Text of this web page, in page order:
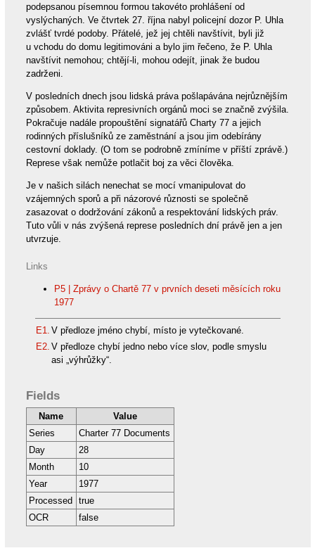
podepsanou písemnou formou takovéto prohlášení od
vyslýchaných. Ve čtvrtek 27. října nabyl policejní dozor P. Uhla
zvlášť tvrdé podoby. Přátelé, jež jej chtěli navštívit, byli již
u vchodu do domu legitimováni a bylo jim řečeno, že P. Uhla
navštívit nemohou; chtějí-li, mohou odejít, jinak že budou
zadrženi.
V posledních dnech jsou lidská práva pošlapávána nejrůznějším
způsobem. Aktivita represivních orgánů moci se značně zvýšila.
Pokračuje nadále propouštění signatářů Charty 77 a jejich
rodinných příslušníků ze zaměstnání a jsou jim odebírány
cestovní doklady. (O tom se podrobně zmíníme v příští zprávě.)
Represe však nemůže potlačit boj za věci člověka.
Je v našich silách nenechat se mocí vmanipulovat do
vzájemných sporů a při názorové různosti se společně
zasazovat o dodržování zákonů a respektování lidských práv.
Tuto vůli v nás zvýšená represe posledních dní právě jen a jen
utvrzuje.
Links
P5 | Zprávy o Chartě 77 v prvních deseti měsících roku
1977
E1. V předloze jméno chybí, místo je vytečkované.
E2. V předloze chybí jedno nebo více slov, podle smyslu
asi „výhrůžky“.
Fields
Name
Value
Series
Charter 77 Documents
Day
28
Month
10
Year
1977
Processed
true
OCR
false